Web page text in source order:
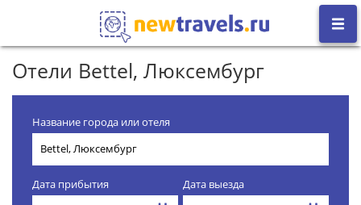
Отели Bettel, Люксембург
Название города или отеля
Дата прибытия Дата выезда